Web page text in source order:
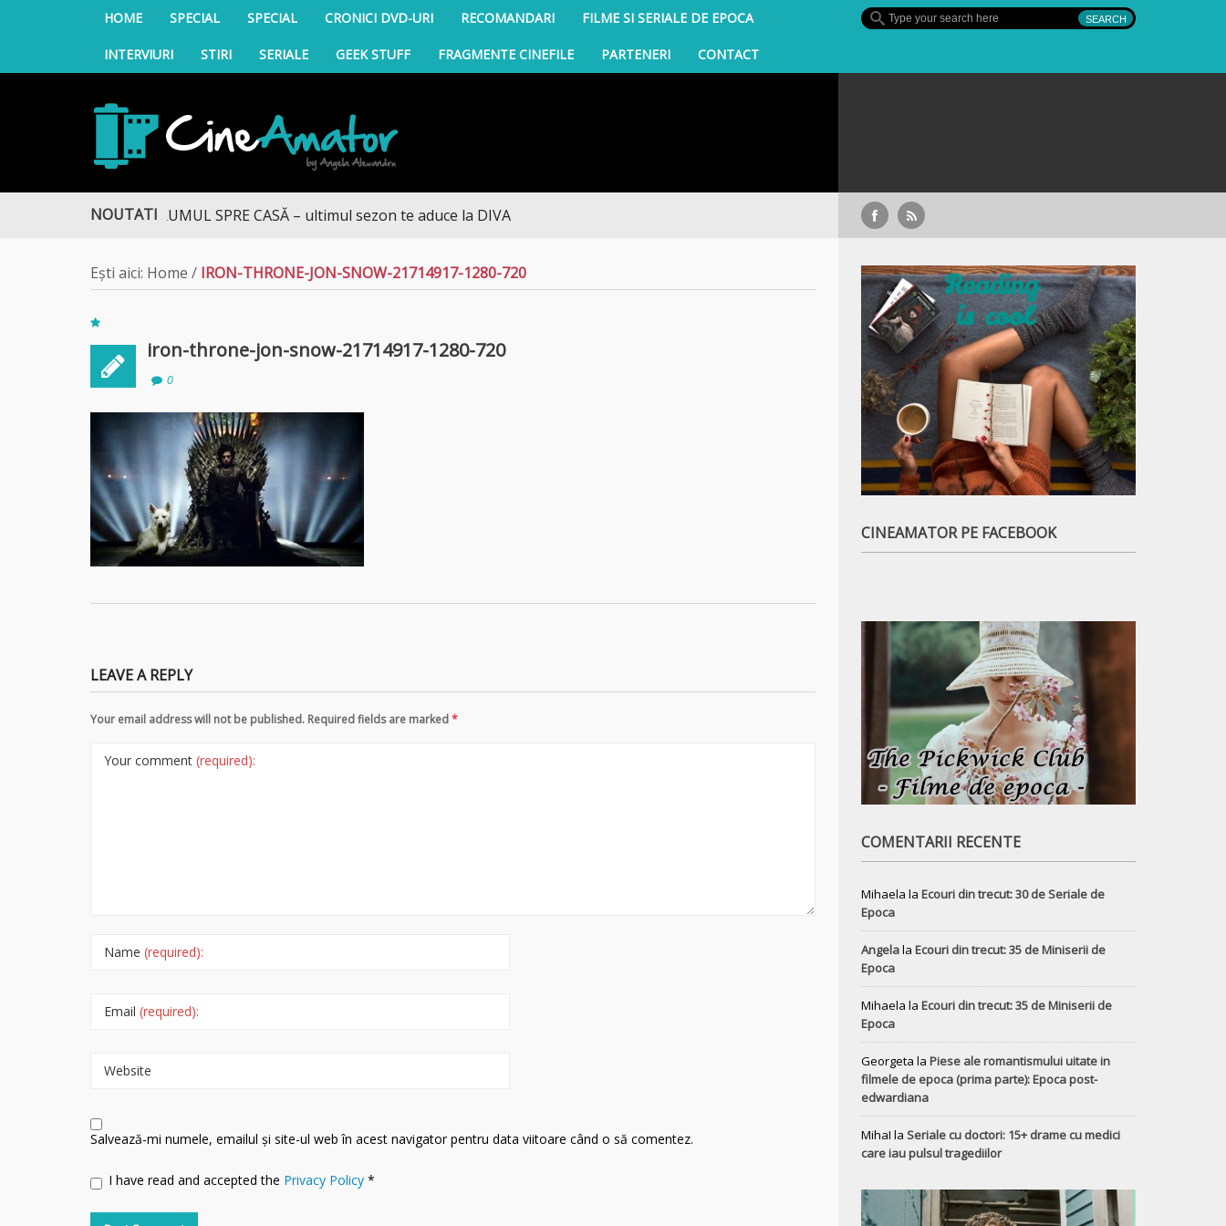
HOME SPECIAL SPECIAL CRONICI DVD-URI RECOMANDARI FILME SI SERIALE DE EPOCA
INTERVIURI STIRI SERIALE GEEK STUFF FRAGMENTE CINEFILE PARTENERI CONTACT
CineAmator
NOUTATI
DRUMUL SPRE CASĂ – ultimul sezon te aduce la DIVA
Ești aici: Home / IRON-THRONE-JON-SNOW-21714917-1280-720
iron-throne-jon-snow-21714917-1280-720
0
LEAVE A REPLY
Your email address will not be published. Required fields are marked*
Your comment (required):
Name (required):
Email (required):
Website
Salvează-mi numele, emailul și site-ul web în acest navigator pentru data viitoare când o să comentez.
I have read and accepted the Privacy Policy *
CINEAMATOR PE FACEBOOK
COMENTARII RECENTE
Mihaela la Ecouri din trecut: 30 de Seriale de
Epoca
Angelala Ecouri din trecut: 35 de Miniserii de
Epoca
Mihaela la Ecouri din trecut: 35 de Miniserii de
Epoca
Georgeta la Piese ale romantismului uitate in
filmele de epoca (prima parte): Epoca post-
edwardiana
MihaI la Seriale cu doctori: 15+ drame cu medici
care iau pulsul tragediilor